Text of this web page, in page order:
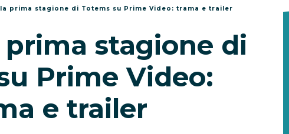
prima stagione di Totems su Prime Video: trama e trailer
stagione di
Prime Video:
e trailer